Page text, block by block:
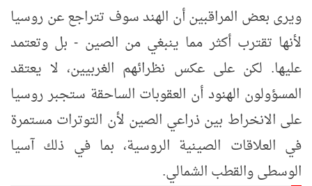
ويرى بعض المراقبين أن الهند سوف تتراجع عن روسيا
لأنها تقترب أكثر مما ينبغي من الصين - بل وتعتمد
عليها. لكن على عكس نظرائهم الغربيين، لا يعتقد
المسؤولون الهنود أن العقوبات الساحقة ستجبر روسيا
على الانخراط بين ذراعي الصين لأن التوترات مستمرة
في العلاقات الصينية الروسية، بما في ذلك آسيا
الوسطى والقطب الشمالي.